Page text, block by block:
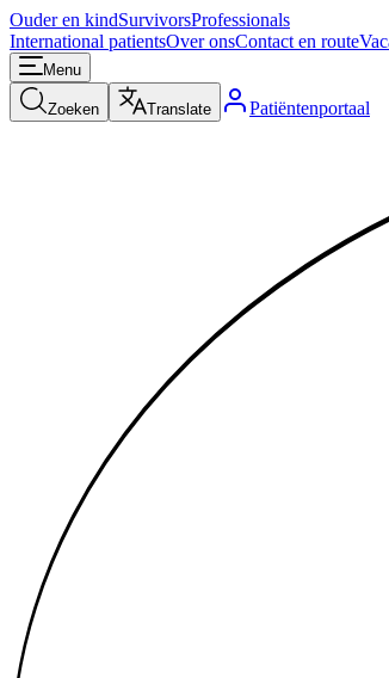
Ouder en kindSurvivorsProfessionals
International patientsOver onsContact en route
Menu
Zoeken Translate Patiëntenportaal